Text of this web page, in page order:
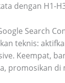
dengan H1-
Search
teknis:
Keempat,
promosikan di